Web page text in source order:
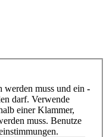
werden muss und ein -
darf. Verwende
einer Klammer,
muss. Benutze